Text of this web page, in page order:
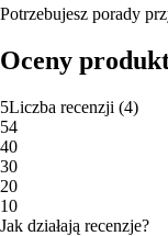
Potrzebujesz porady
Oceny
5Liczba recenzji (4)
54
40
30
20
10
Jak działają recenzje?